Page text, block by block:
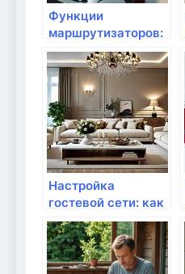
Функции
маршрутизаторов:
что полезно знать?
Настройка
гостевой сети: как
это сделать?